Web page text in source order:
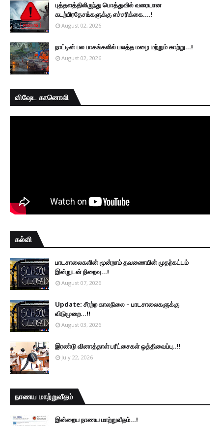
புத்தளத்திலிருந்து பொத்துவில் வரையான
கடற்பிரதேசங்களுக்கு எச்சரிக்கை....!
August 02, 2026
நாட்டின் பல பாகங்களில் பலத்த மழை மற்றும் காற்று...!
August 02, 2026
விஷேட கானொலி
கல்வி
பாடசாலைகளின் மூன்றாம் தவணையின் முதற்கட்டம்
இன்றுடன் நிறைவு...!
August 07, 2026
Update: சீரற்ற காலநிலை – பாடசாலைகளுக்கு
விடுமுறை...!!
August 03, 2026
இரண்டு வினாத்தாள் பரீட்சைகள் ஒத்திவைப்பு..!!
July 22, 2026
நாணய மாற்றுவீதம்
இன்றைய நாணய மாற்றுவீதம்...!